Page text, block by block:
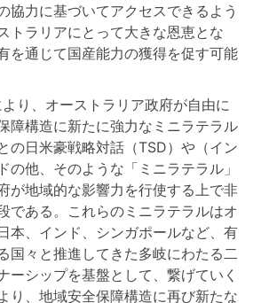
協力に基づいてアクセスできるよう
トラリアにとって大きな恩恵とな
を通じて国産能力の獲得を促す可能
り、オーストラリア政府が自由に
障構造に新たに強力なミニラテラル
の日米豪戦略対話（TSD）や（イン
の他、そのような「ミニラテラル」
が地域的な影響力を行使する上で非
である。これらのミニラテラルはオ
本、インド、シンガポールなど、有
国々と推進してきた多岐にわたる二
ーシップを基盤として、繋げていく
り、地域安全保障構造に再び新たな